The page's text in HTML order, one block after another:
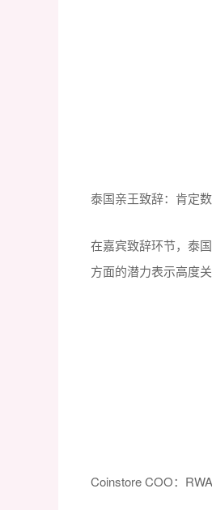
泰国亲王致辞：肯定
在嘉宾致辞环节，泰
方面的潜力表示高度
Coinstore COO：